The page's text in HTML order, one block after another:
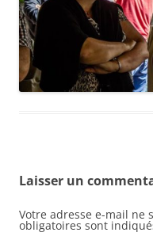
Laisser un
Votre adresse e-mail ne
obligatoires sont